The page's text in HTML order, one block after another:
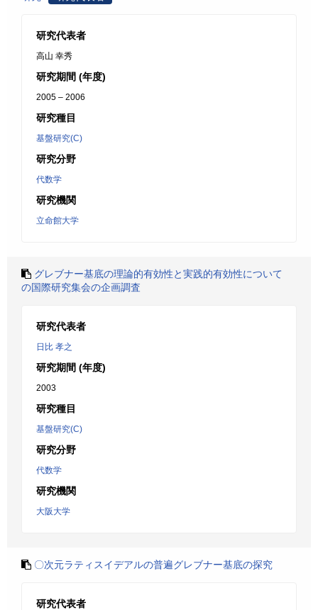
研究代表者
高山 幸秀
研究期間 (年度)
2005 – 2006
研究種目
基盤研究(C)
研究分野
代数学
研究機関
立命館大学
グレブナー基底の理論的有効性と実践的有効性について
の国際研究集会の企画調査
研究代表者
日比 孝之
研究期間 (年度)
2003
研究種目
基盤研究(C)
研究分野
代数学
研究機関
大阪大学
〇次元ラティスイデアルの普遍グレブナー基底の探究
研究代表者